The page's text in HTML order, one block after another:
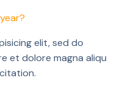
elit, sed do
et dolore magna aliqu